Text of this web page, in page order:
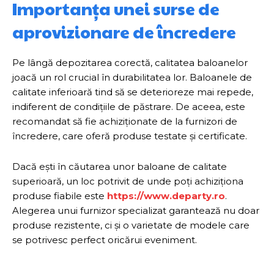
Importanța unei surse de
aprovizionare de încredere
Pe lângă depozitarea corectă, calitatea baloanelor
joacă un rol crucial în durabilitatea lor. Baloanele de
calitate inferioară tind să se deterioreze mai repede,
indiferent de condițiile de păstrare. De aceea, este
recomandat să fie achiziționate de la furnizori de
încredere, care oferă produse testate și certificate.
Dacă ești în căutarea unor baloane de calitate
superioară, un loc potrivit de unde poți achiziționa
produse fiabile este https://www.departy.ro.
Alegerea unui furnizor specializat garantează nu doar
produse rezistente, ci și o varietate de modele care
se potrivesc perfect oricărui eveniment.